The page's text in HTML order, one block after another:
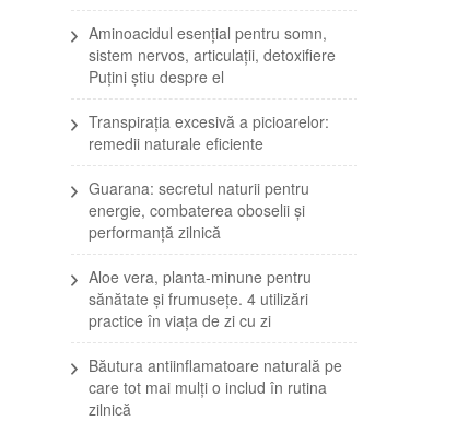
Aminoacidul esențial pentru somn,
sistem nervos, articulații, detoxifiere
Puțini știu despre el
Transpirația excesivă a picioarelor:
remedii naturale eficiente
Guarana: secretul naturii pentru
energie, combaterea oboselii și
performanță zilnică
Aloe vera, planta-minune pentru
sănătate și frumusețe. 4 utilizări
practice în viața de zi cu zi
Băutura antiinflamatoare naturală pe
care tot mai mulți o includ în rutina
zilnică